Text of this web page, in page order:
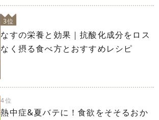
3位
なすの栄養と効果｜抗酸化成分をロス
なく摂る食べ方とおすすめレシピ
4位
熱中症&夏バテに！食欲をそそるおか